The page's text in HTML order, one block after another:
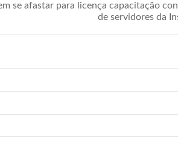
se afastar para licença capacitação
de servidores da